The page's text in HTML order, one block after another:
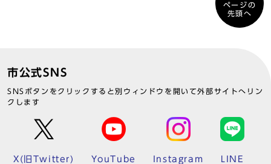
ページの
先頭へ
市公式SNS
SNSボタンをクリックすると別ウィンドウを開いて外部サイトへリン
クします
X(旧Twitter) YouTube Instagram LINE